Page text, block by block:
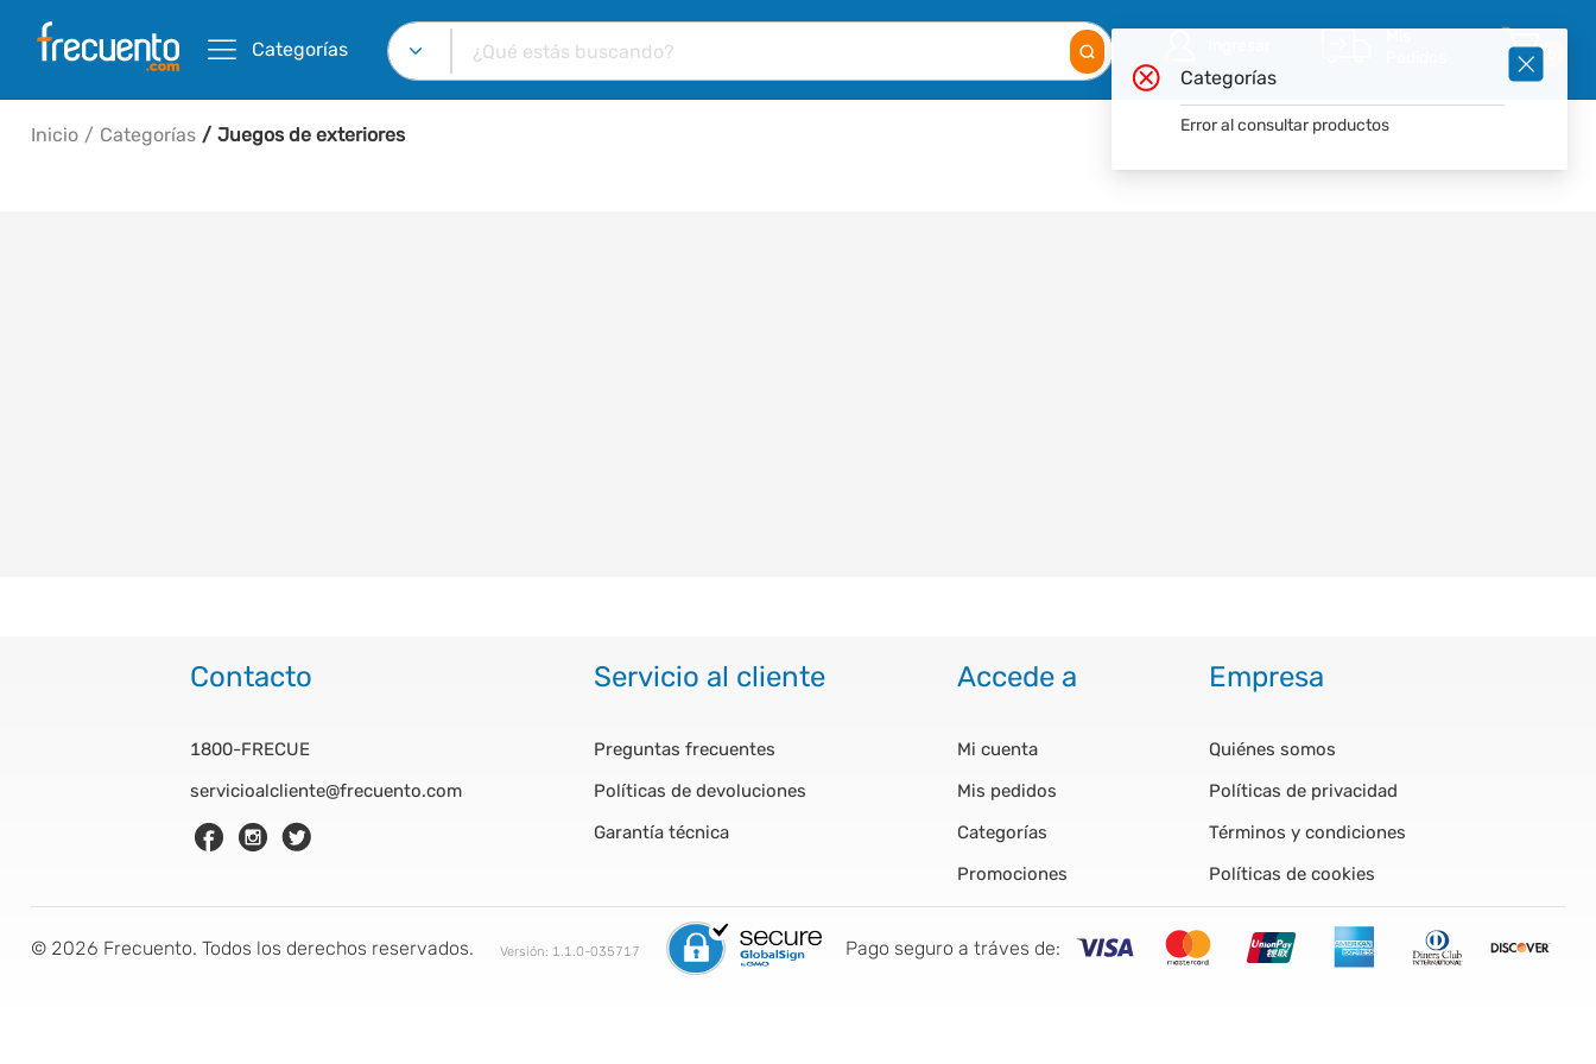
Categorías
Inicio Categorías Juegos de exteriores
Contacto
1800-FRECUE
servicioalcliente@frecuento.com
Servicio al cliente
Preguntas frecuentes
Políticas de devoluciones
Garantía técnica
Accede a
Mi cuenta
Mis pedidos
Categorías
Promociones
Empresa
Quiénes somos
Políticas de privacidad
Términos y condiciones
Políticas de cookies
© 2026 Frecuento. Todos los derechos reservados. Versión: 1.1.0-035717 Pago seguro a tráves de: